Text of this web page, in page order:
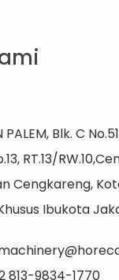
PALEM, Blk. C
RT.13/
Cengkareng,
Ibukota
813-9834-1770